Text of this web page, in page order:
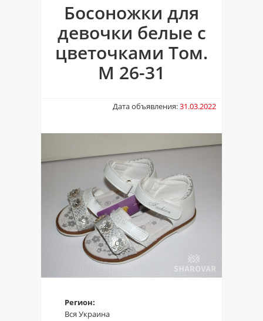
Босоножки для
девочки белые с
цветочками Том.
М 26-31
Дата объявления:31.03.2022
Регион:
Вся Украина